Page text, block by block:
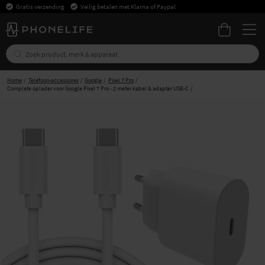
Gratis verzending Veilig betalen met Klarna of Paypal
Home Telefoon-accessoires Google
Pixel 7 Pro
Complete oplader voor Google Pixel 7 Pro - 2 meter kabel & adapter USB-C